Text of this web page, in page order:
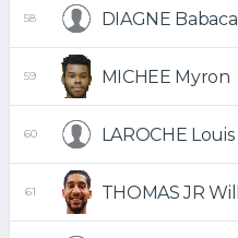
58 DIAGNE
59 MICHEE Myron
60 LAROCHE Louis
61 THOMAS JR